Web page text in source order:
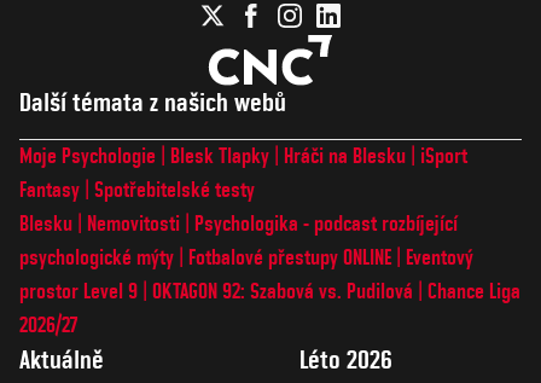
Další témata z našich webů
Moje Psychologie Blesk Tlapky Hráči na Blesku
iSport
Fantasy Spotřebitelské testy
Blesku
Nemovitosti
Psychologika - podcast rozbíjející
psychologické mýty
Fotbalové přestupy ONLINE
Eventový
prostor Level 9 OKTAGON 92: Szabová vs. Pudilová
Chance Liga
2026/27
Aktuálně Léto 2026